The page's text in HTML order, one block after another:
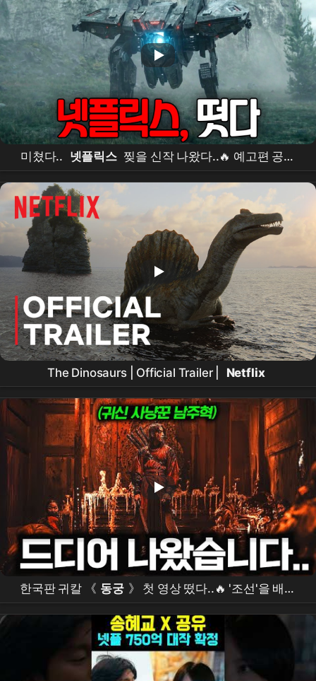
미쳤다.. 넷플릭스 찢을 신작 나왔다..🔥 예고편 공개
직후 반응 터져버린 '화제의 중심' 등극ㄷㄷ (+ 2026 1분
The Dinosaurs | Official Trailer | Netflix
한국판 귀칼 《 동궁 》 첫 영상 떴다..🔥 '조선'을 배경
으로 펼쳐지는 귀신 사냥꾼 " 남주혁 " vs 비밀에 쌓인
조승우 "의 대결ㄷㄷ (+ 넷플 상반기 라인업)